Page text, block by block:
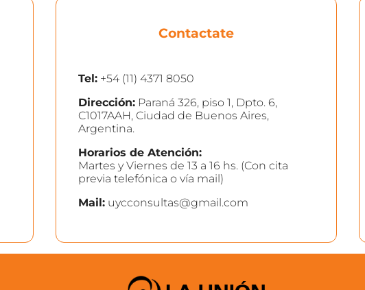
Contactate
Tel: +54 (11) 4371 8050
Dirección:Paraná 326, piso 1, Dpto. 6,
C1017AAH, Ciudad de Buenos Aires,
Argentina.
Horarios de Atención:
Martes y Viernes de 13 a 16 hs. (Con cita
previa telefónica o vía mail)
Mail: uycconsultas@gmail.com